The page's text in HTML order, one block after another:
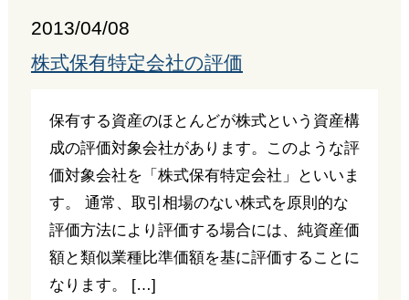
2013/04/08
株式保有特定会社の評価
保有する資産のほとんどが株式という資産構
成の評価対象会社があります。このような評
価対象会社を「株式保有特定会社」といいま
す。 通常、取引相場のない株式を原則的な
評価方法により評価する場合には、純資産価
額と類似業種比準価額を基に評価することに
なります。 […]